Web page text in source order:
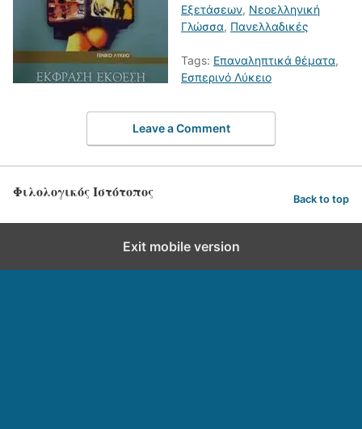
Εξετάσεων, Νεοελληνική
Γλώσσα, Πανελλαδικές
Tags: Επαναληπτικά θέματα,
Εσπερινό Λύκειο
Leave a Comment
Φιλολογικός Ιστότοπος Back to top
Exit mobile version